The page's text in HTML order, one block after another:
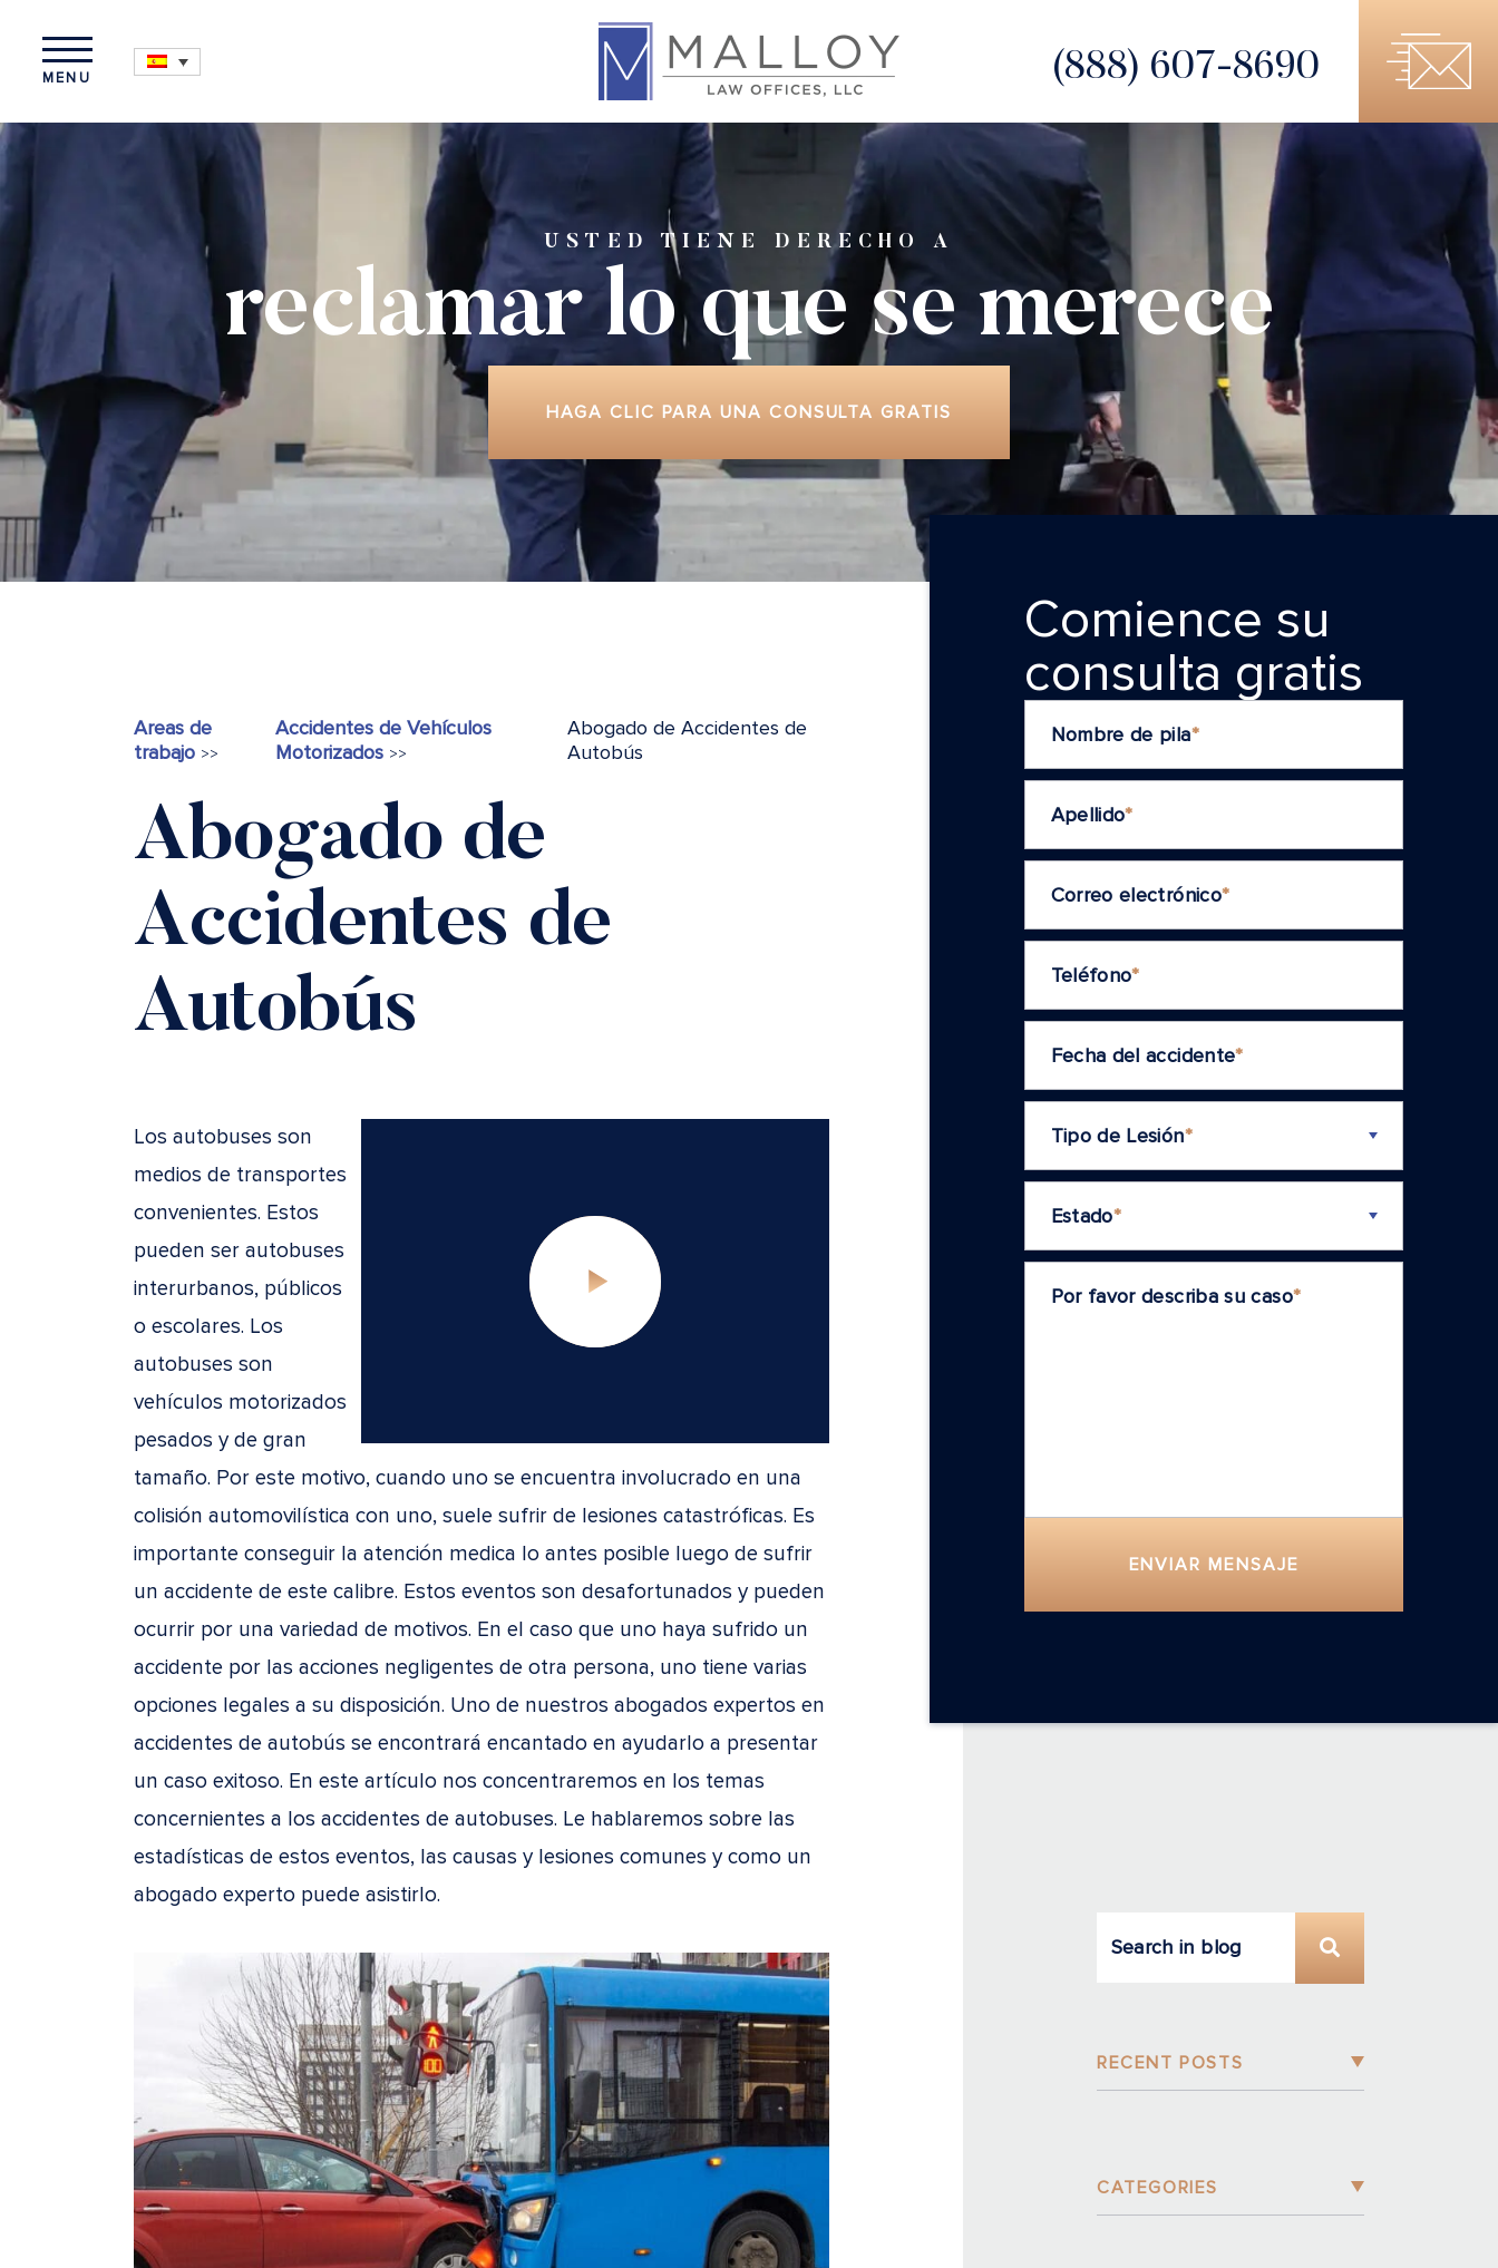
MENU (888) 607-8690
USTED TIENE DERECHO A
reclamar lo quese merece
HAGA CLIC PARA UNA CONSULTA GRATIS
Areas de
trabajo >>
Accidentes de Vehículos
Motorizados >>
Abogado de Accidentes de
Autobús
Abogado de
Accidentes de
Autobús
Los autobuses son
medios de transportes
convenientes. Estos
pueden ser autobuses
interurbanos, públicos
o escolares. Los
autobuses son
vehículos motorizados
pesados y de gran
tamaño. Por este motivo, cuando uno se encuentra involucrado en una
colisión automovilística con uno, suele sufrir de lesiones catastróficas. Es
importante conseguir la atención medica lo antes posible luego de sufrir
un accidente de este calibre. Estos eventos son desafortunados y pueden
ocurrir por una variedad de motivos. En el caso que uno haya sufrido un
accidente por las acciones negligentes de otra persona, uno tiene varias
opciones legales a su disposición. Uno de nuestros abogados expertos en
accidentes de autobús se encontrará encantado en ayudarlo a presentar
un caso exitoso. En este artículo nos concentraremos en los temas
concernientes a los accidentes de autobuses. Le hablaremos sobre las
estadísticas de estos eventos, las causas y lesiones comunes y como un
abogado experto puede asistirlo.
Comience su
consulta grаtis
Nombre de pila*
Apellido*
Correo electrónico*
Teléfono*
Fecha del accidente*
Tipo de Lesión*
Estado*
Por favor describa su caso*
ENVIAR MENSAJE
RECENT POSTS
CATEGORIES